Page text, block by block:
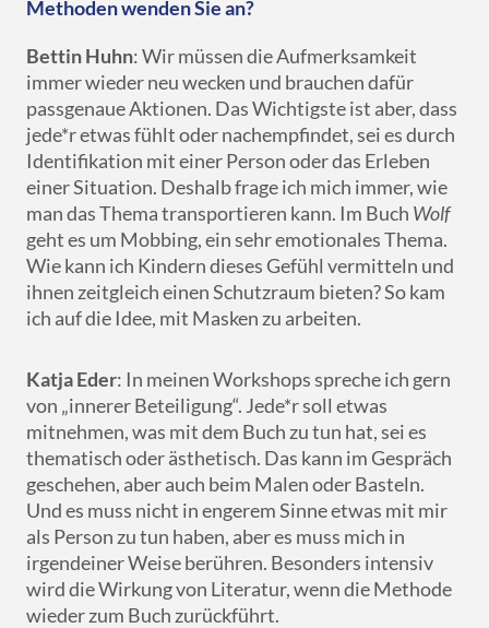
Methoden wenden Sie an?
Bettin Huhn: Wir müssen die Aufmerksamkeit
immer wieder neu wecken und brauchen dafür
passgenaue Aktionen. Das Wichtigste ist aber, dass
jede*r etwas fühlt oder nachempfindet, sei es durch
Identifikation mit einer Person oder das Erleben
einer Situation. Deshalb frage ich mich immer, wie
man das Thema transportieren kann. Im Buch Wolf
geht es um Mobbing, ein sehr emotionales Thema.
Wie kann ich Kindern dieses Gefühl vermitteln und
ihnen zeitgleich einen Schutzraum bieten? So kam
ich auf die Idee, mit Masken zu arbeiten.
Katja Eder: In meinen Workshops spreche ich gern
von „innerer Beteiligung“. Jede*r soll etwas
mitnehmen, was mit dem Buch zu tun hat, sei es
thematisch oder ästhetisch. Das kann im Gespräch
geschehen, aber auch beim Malen oder Basteln.
Und es muss nicht in engerem Sinne etwas mit mir
als Person zu tun haben, aber es muss mich in
irgendeiner Weise berühren. Besonders intensiv
wird die Wirkung von Literatur, wenn die Methode
wieder zum Buch zurückführt.